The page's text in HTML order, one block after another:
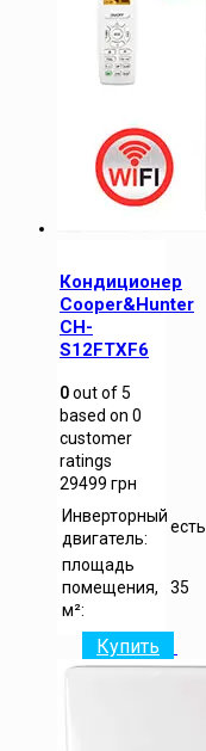
Кондиционер
Cooper&Hunter
CH-
S12FTXF6
0out of5
based on 0
customer
ratings
29499 грн
Инверторный
двигатель:
есть
площадь
помещения,
м²:
35
Купить